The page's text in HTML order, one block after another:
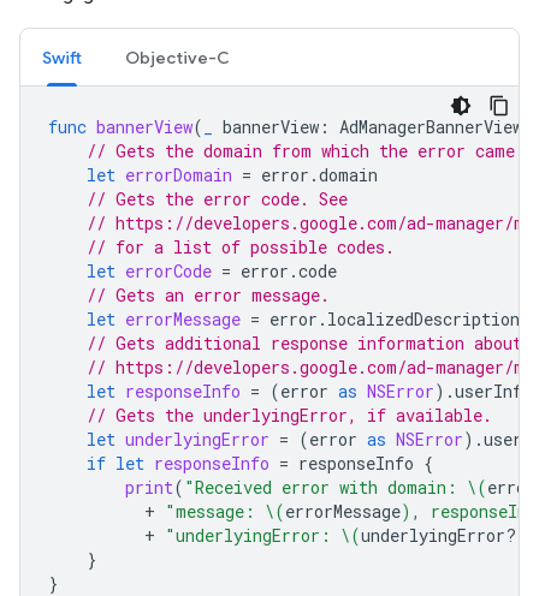
Swift Objective-C
func bannerView( bannerView : AdManagerBannerView
// Gets the domain from which the error came.
let errorDomain = error .domain
// Gets the error code. See
// https://developers.google.com/ad-manager/
// for a list of possible codes.
let errorCode = error .code
// Gets an error message.
let errorMessage = error . localizedDescription
// Gets additional response information about
// https://developers.google.com/ad-manager/
let responseInfo = (error as NSError).userInfo
// Gets the underlyingError, if available.
let underlyingError = (error as NSError).
if let responseInfo = responseInfo {
print( "Received error with domain: \(
+ "message: \(errorMessage) ,
+ "underlyingError: \(underlyingError?.
}
}